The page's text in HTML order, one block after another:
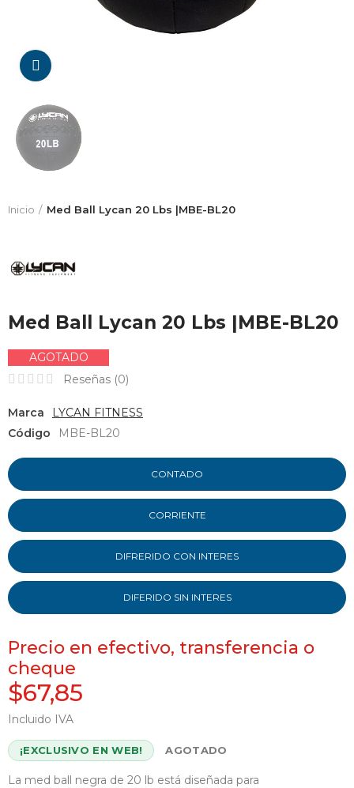
Inicio Med Ball Lycan 20 Lbs |MBE-BL20
Med Ball Lycan 20 Lbs |MBE-BL20
AGOTADO
Reseñas (0)
Marca
LYCAN FITNESS
Código
MBE-BL20
CONTADO
CORRIENTE
DIFRERIDO CON INTERES
DIFERIDO SIN INTERES
Precio en efectivo, transferencia o
cheque
$67,85
Incluido IVA
¡EXCLUSIVO EN WEB! AGOTADO
La med ball negra de 20 lb está diseñada para